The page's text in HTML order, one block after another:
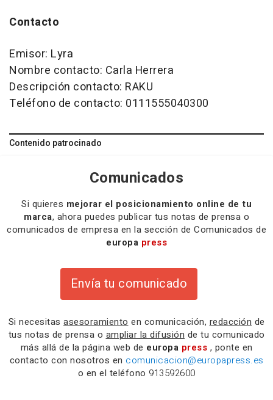
Contacto
Emisor: Lyra
Nombre contacto: Carla Herrera
Descripción contacto: RAKU
Teléfono de contacto: 0111555040300
Contenido patrocinado
Comunicados
Si quieres mejorar el posicionamiento online de tu
marca, ahora puedes publicar tus notas de prensa o
comunicados de empresa en la sección de Comunicados de
europa press
Envía tu comunicado
Si necesitas asesoramiento en comunicación, redacción de
tus notas de prensa o ampliar la difusión de tu comunicado
más allá de la página web de europa press , ponte en
contacto con nosotros en comunicacion@europapress.es
o en el teléfono 913592600